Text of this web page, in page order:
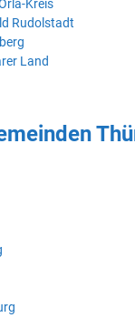
Kreis
Rudolstadt
Land